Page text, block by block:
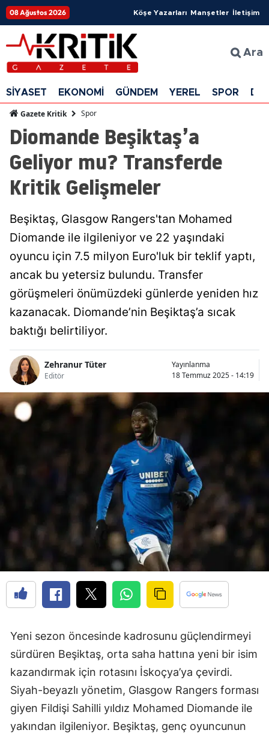
08 Ağustos 2026 Köşe Yazarları Manşetler İletişim
Ara
SİYASET EKONOMİ GÜNDEM YEREL SPOR
Gazete Kritik Spor
Diomande Beşiktaş’a
Geliyor mu? Transferde
Kritik Gelişmeler
Beşiktaş, Glasgow Rangers'tan Mohamed
Diomande ile ilgileniyor ve 22 yaşındaki
oyuncu için 7.5 milyon Euro'luk bir teklif yaptı,
ancak bu yetersiz bulundu. Transfer
görüşmeleri önümüzdeki günlerde yeniden hız
kazanacak. Diomande’nin Beşiktaş’a sıcak
baktığı belirtiliyor.
Zehranur Tüter
Editör
Yayınlanma
18 Temmuz 2025 - 14:19
Yeni sezon öncesinde kadrosunu güçlendirmeyi
sürdüren Beşiktaş, orta saha hattına yeni bir isim
kazandırmak için rotasını İskoçya’ya çevirdi.
Siyah-beyazlı yönetim, Glasgow Rangers forması
giyen Fildişi Sahilli yıldız Mohamed Diomande ile
yakından ilgileniyor. Beşiktaş, genç oyuncunun